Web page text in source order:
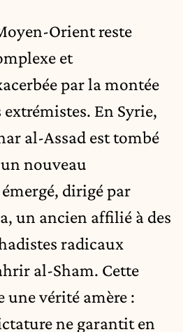
Orient reste
et
par la montée
extrémistes. En Syrie,
al-Assad est tombé
nouveau
dirigé par
un ancien affilié à des
radicaux
al-Sham. Cette
vérité amère :
ne garantit en